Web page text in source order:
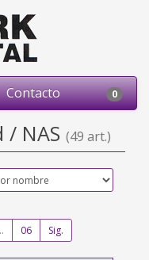
Contacto 0
/ NAS (49 art.)
06 Sig.